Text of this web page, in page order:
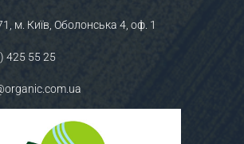
м. Київ, Оболонська 4, оф. 1
425 55 25